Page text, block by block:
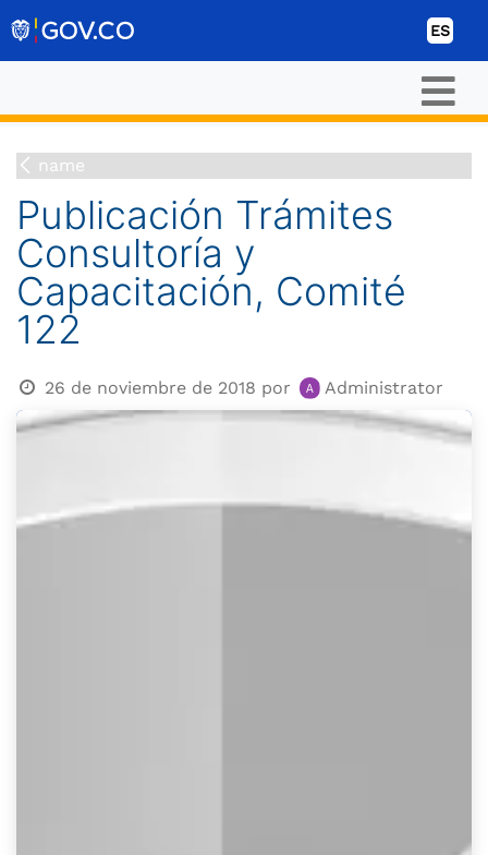
ES
name
Publicación Trámites
Consultoría y
Capacitación, Comité
122
26 de noviembre de 2018 por Administrator